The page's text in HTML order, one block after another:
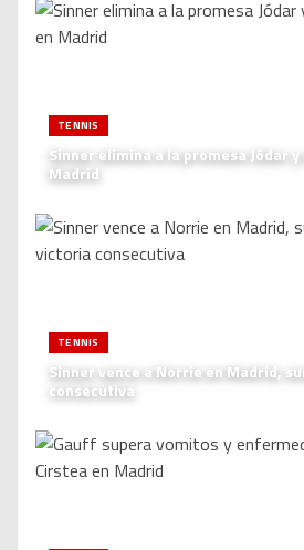
TENNIS
Sinner elimina a la promesa Jódar
Madrid
TENNIS
Sinner vence a Norrie en Madrid,
consecutiva